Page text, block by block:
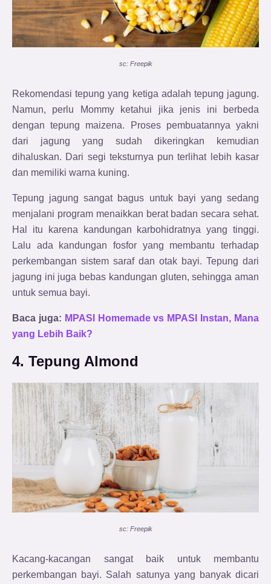
sc: Freepik
Rekomendasi tepung yang ketiga adalah tepung jagung.
Namun, perlu Mommy ketahui jika jenis ini berbeda
dengan tepung maizena. Proses pembuatannya yakni
dari jagung yang sudah dikeringkan kemudian
dihaluskan. Dari segi teksturnya pun terlihat lebih kasar
dan memiliki warna kuning.
Tepung jagung sangat bagus untuk bayi yang sedang
menjalani program menaikkan berat badan secara sehat.
Hal itu karena kandungan karbohidratnya yang tinggi.
Lalu ada kandungan fosfor yang membantu terhadap
perkembangan sistem saraf dan otak bayi. Tepung dari
jagung ini juga bebas kandungan gluten, sehingga aman
untuk semua bayi.
Baca juga: MPASI Homemade vs MPASI Instan, Mana
yang Lebih Baik?
4. Tepung Almond
sc: Freepik
Kacang-kacangan sangat baik untuk membantu
perkembangan bayi. Salah satunya yang banyak dicari